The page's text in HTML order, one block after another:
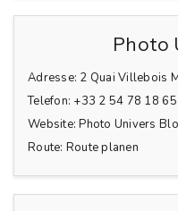
Photo
Adresse: 2 Quai Villebois
Telefon: +33 2 54 78 18 65
Website: Photo Univers
Route: Route planen